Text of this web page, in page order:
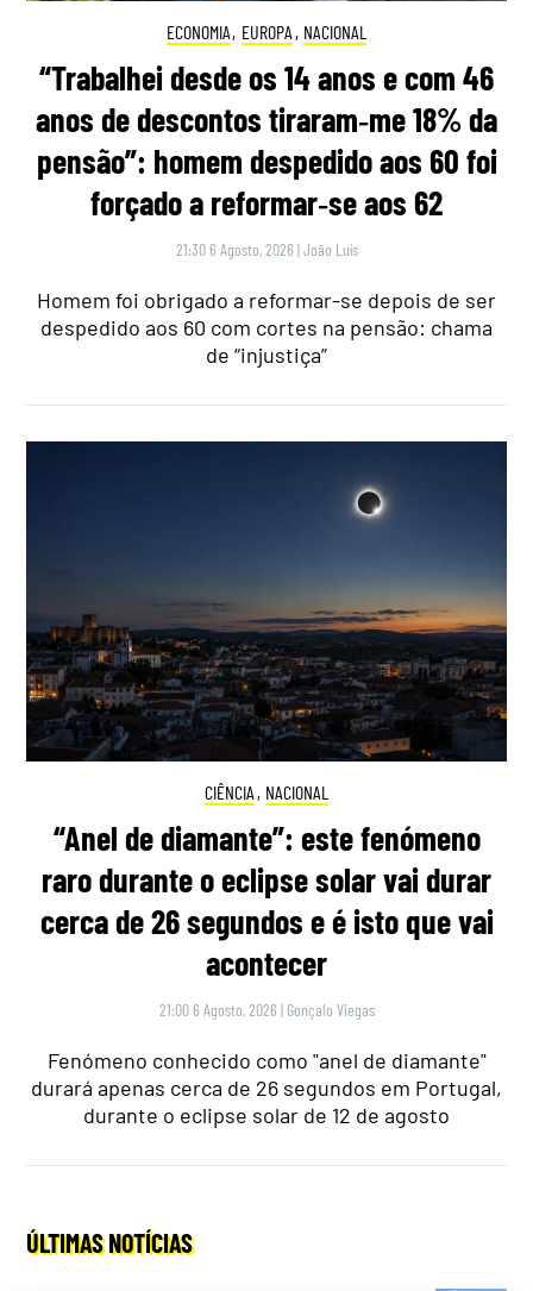
ECONOMIA, EUROPA , NACIONAL
“Trabalhei desde os 14 anos e com 46
anos de descontos tiraram‑me 18% da
pensão”: homem despedido aos 60 foi
forçado a reformar‑se aos 62
21:30 6 Agosto, 2026 |João Luís
Homem foi obrigado a reformar-se depois de ser
despedido aos 60 com cortes na pensão: chama
de “injustiça”
CIÊNCIA , NACIONAL
“Anel de diamante”: este fenómeno
raro durante o eclipse solar vai durar
cerca de 26 segundos e é isto que vai
acontecer
21:00 6 Agosto, 2026 | Gonçalo Viegas
Fenómeno conhecido como "anel de diamante"
durará apenas cerca de 26 segundos em Portugal,
durante o eclipse solar de 12 de agosto
ÚLTIMAS NOTÍCIAS